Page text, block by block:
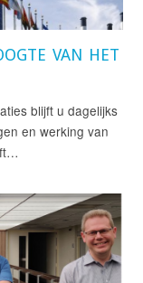
VAN HET
blijft u dagelijks
en werking van